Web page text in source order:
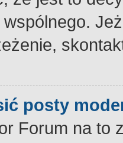
posty
Forum na to